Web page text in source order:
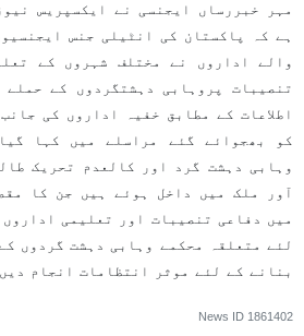
مہر خبررساں ایجنسی نے ایکسپریس
ہے کہ پاکستان کی انٹیلی جنس
والے اداروں نے مختلف شہروں کے
تنصیبات پروہابی دہشتگردوں کے
اطلاعات کے مطابق خفیہ اداروں کی
کو بھجوائے گئے مراسلے میں کہا
وہابی دہشت گرد اور کالعدم تحریک
آور ملک میں داخل ہوئے ہیں جن کا
میں دفاعی تنصیبات اور تعلیمی
لئے متعلقہ محکمے وہابی دہشت گردوں
بنانے کے لئے موثر انتظامات انجام
News ID 1861402